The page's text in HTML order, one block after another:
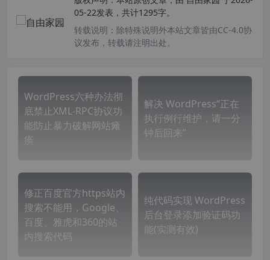
05-22发表，共计1295字。
转载说明： 除特殊说明外本站文章皆由CC-4.0协
议发布，转载请注明出处。
WordPress六种办法彻
底禁止XML-RPC协议功
能防止暴力破解网站瘫
痪
解决 WordPress“正在
执行例行维护，请一分
钟后回来”
修正百度官方https站内
搜索不能用，Google、
百度、雅虎和360的站
内搜索代码
纯代码实现 WordPress
后台登录添加验证码功
能(实测有效)